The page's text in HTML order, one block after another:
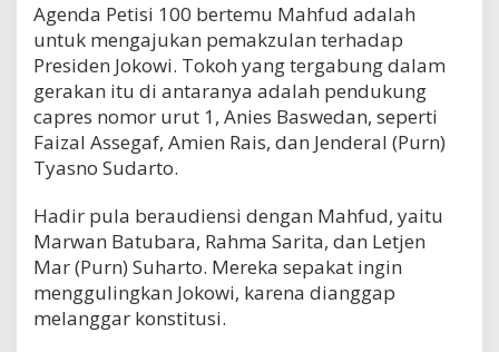
Agenda Petisi 100 bertemu Mahfud adalah
untuk mengajukan pemakzulan terhadap
Presiden Jokowi. Tokoh yang tergabung dalam
gerakan itu di antaranya adalah pendukung
capres nomor urut 1, Anies Baswedan, seperti
Faizal Assegaf, Amien Rais, dan Jenderal (Purn)
Tyasno Sudarto.
Hadir pula beraudiensi dengan Mahfud, yaitu
Marwan Batubara, Rahma Sarita, dan Letjen
Mar (Purn) Suharto. Mereka sepakat ingin
menggulingkan Jokowi, karena dianggap
melanggar konstitusi.